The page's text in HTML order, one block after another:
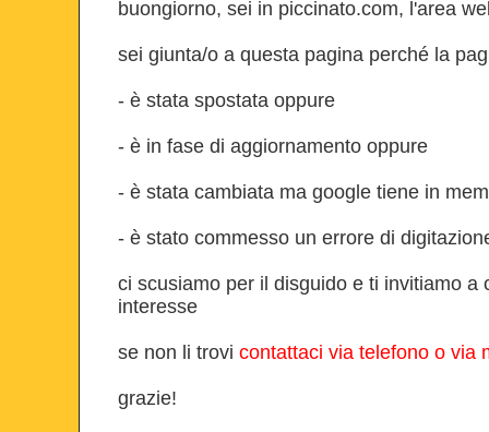
buongiorno, sei in piccinato.com, l'area
sei giunta/o a questa pagina perché la
- è stata spostata oppure
- è in fase di aggiornamento oppure
- è stata cambiata ma google tiene in
- è stato commesso un errore di
ci scusiamo per il disguido e ti invitiamo
interesse
se non li trovi contattaci via telefono o via
grazie!